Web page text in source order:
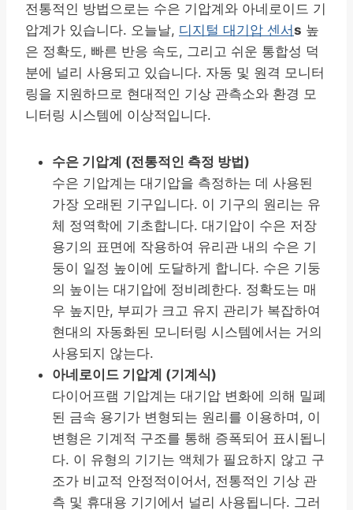
전통적인 방법으로는 수은 기압계와 아네로이드 기
압계가 있습니다. 오늘날, 디지털 대기압 센서s 높
은 정확도, 빠른 반응 속도, 그리고 쉬운 통합성 덕
분에 널리 사용되고 있습니다. 자동 및 원격 모니터
링을 지원하므로 현대적인 기상 관측소와 환경 모
니터링 시스템에 이상적입니다.
수은 기압계 (전통적인 측정 방법)
수은 기압계는 대기압을 측정하는 데 사용된
가장 오래된 기구입니다. 이 기구의 원리는 유
체 정역학에 기초합니다. 대기압이 수은 저장
용기의 표면에 작용하여 유리관 내의 수은 기
둥이 일정 높이에 도달하게 합니다. 수은 기둥
의 높이는 대기압에 정비례한다. 정확도는 매
우 높지만, 부피가 크고 유지 관리가 복잡하여
현대의 자동화된 모니터링 시스템에서는 거의
사용되지 않는다.
아네로이드 기압계 (기계식)
다이어프램 기압계는 대기압 변화에 의해 밀폐
된 금속 용기가 변형되는 원리를 이용하며, 이
변형은 기계적 구조를 통해 증폭되어 표시됩니
다. 이 유형의 기기는 액체가 필요하지 않고 구
조가 비교적 안정적이어서, 전통적인 기상 관
측 및 휴대용 기기에서 널리 사용됩니다. 그러